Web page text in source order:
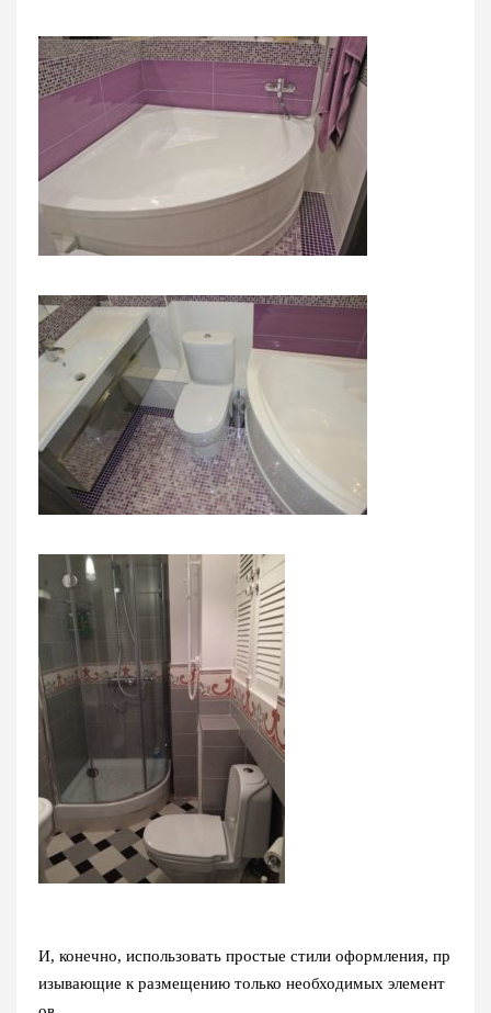
И, конечно, использовать простые стили оформления, пр
изывающие к размещению только необходимых элемент